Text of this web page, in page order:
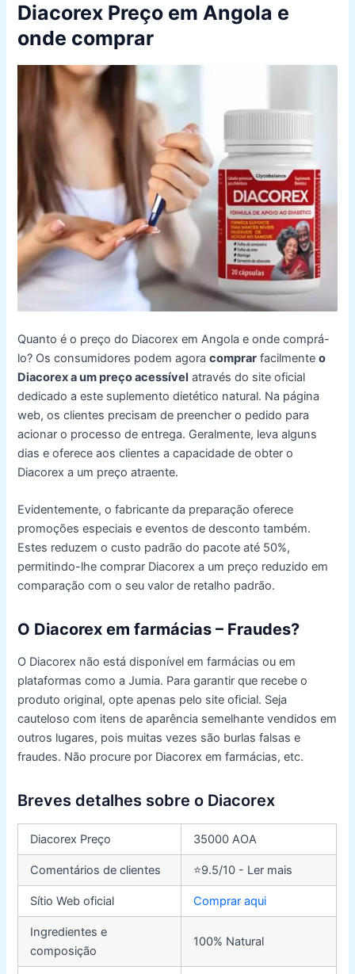
Diacorex Preço em Angola e
onde comprar
Quanto é o preço do Diacorex em Angola e onde comprá-
lo? Os consumidores podem agoracomprar facilmenteo
Diacorex a um preço acessível através do site oficial
dedicado a este suplemento dietético natural. Na página
web, os clientes precisam de preencher o pedido para
acionar o processo de entrega. Geralmente, leva alguns
dias e oferece aos clientes a capacidade de obter o
Diacorex a um preço atraente.
Evidentemente, o fabricante da preparação oferece
promoções especiais e eventos de desconto também.
Estes reduzem o custo padrão do pacote até 50%,
permitindo-lhe comprar Diacorex a um preço reduzido em
comparação com o seu valor de retalho padrão.
O Diacorex em farmácias – Fraudes?
O Diacorex não está disponível em farmácias ou em
plataformas como a Jumia. Para garantir que recebe o
produto original, opte apenas pelo site oficial. Seja
cauteloso com itens de aparência semelhante vendidos em
outros lugares, pois muitas vezes são burlas falsas e
fraudes. Não procure por Diacorex em farmácias, etc.
Breves detalhes sobre o Diacorex
Diacorex Preço 35000 AOA
Comentários de clientes ⭐9.5/10 - Ler mais
Sítio Web oficial Comprar aqui
Ingredientes e
composição
100% Natural